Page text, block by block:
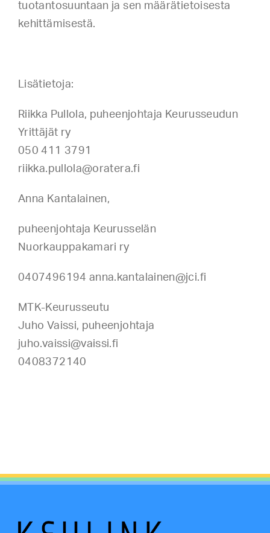
tuotantosuuntaan ja sen määrätietoisesta
kehittämisestä.
Lisätietoja:
Riikka Pullola, puheenjohtaja Keurusseudun
Yrittäjät ry
050 411 3791
riikka.pullola@oratera.fi
Anna Kantalainen,
puheenjohtaja Keurusselän
Nuorkauppakamari ry
0407496194 anna.kantalainen@jci.fi
MTK-Keurusseutu
Juho Vaissi, puheenjohtaja
juho.vaissi@vaissi.fi
0408372140